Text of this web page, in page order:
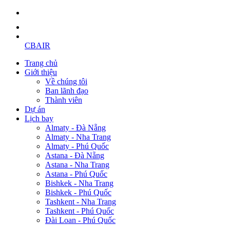
CBAIR
Trang chủ
Giới thiệu
Về chúng tôi
Ban lãnh đạo
Thành viên
Dự án
Lịch bay
Almaty - Đà Nẵng
Almaty - Nha Trang
Almaty - Phú Quốc
Astana - Đà Nẵng
Astana - Nha Trang
Astana - Phú Quốc
Bishkek - Nha Trang
Bishkek - Phú Quốc
Tashkent - Nha Trang
Tashkent - Phú Quốc
Đài Loan - Phú Quốc